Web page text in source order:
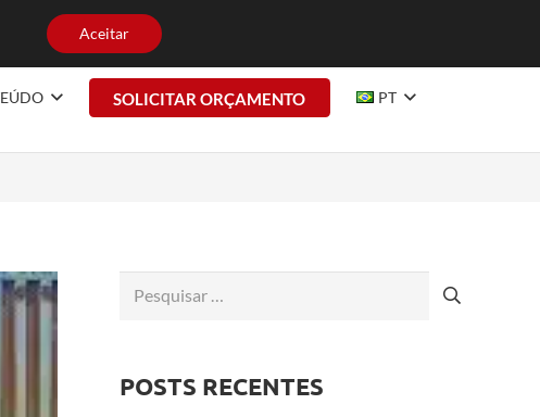
CONOSCO
SOLICITAR ORÇAMENTO PT
POSTS RECENTES
Aceitar